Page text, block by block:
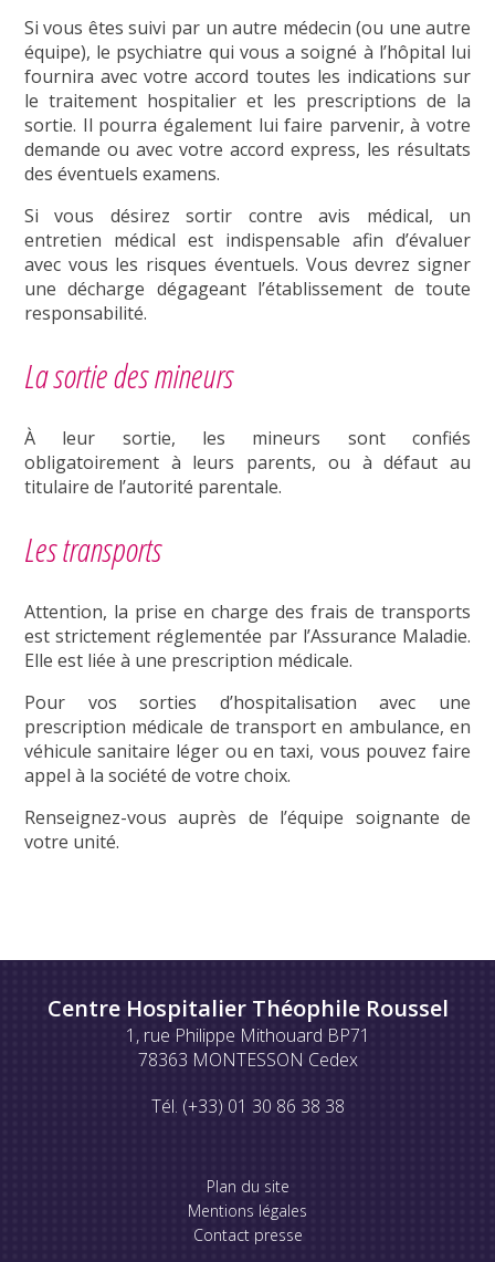
Si vous êtes suivi par un autre médecin (ou une autre
équipe), le psychiatre qui vous a soigné à l’hôpital lui
fournira avec votre accord toutes les indications sur
le traitement hospitalier et les prescriptions de la
sortie. Il pourra également lui faire parvenir, à votre
demande ou avec votre accord express, les résultats
des éventuels examens.
Si vous désirez sortir contre avis médical, un
entretien médical est indispensable afin d’évaluer
avec vous les risques éventuels. Vous devrez signer
une décharge dégageant l’établissement de toute
responsabilité.
La sortie des mineurs
À leur sortie, les mineurs sont confiés
obligatoirement à leurs parents, ou à défaut au
titulaire de l’autorité parentale.
Les transports
Attention, la prise en charge des frais de transports
est strictement réglementée par l’Assurance Maladie.
Elle est liée à une prescription médicale.
Pour vos sorties d’hospitalisation avec une
prescription médicale de transport en ambulance, en
véhicule sanitaire léger ou en taxi, vous pouvez faire
appel à la société de votre choix.
Renseignez-vous auprès de l’équipe soignante de
votre unité.
Centre Hospitalier Théophile Roussel
1, rue Philippe Mithouard BP71
78363 MONTESSON Cedex
Tél. (+33) 01 30 86 38 38
Plan du site
Mentions légales
Contact presse